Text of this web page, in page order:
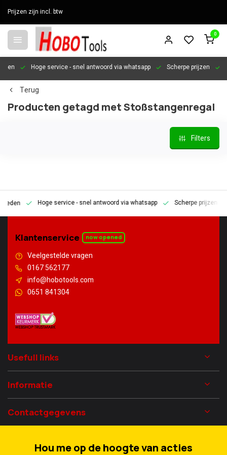
Prijzen zijn incl. btw
0
Hoge service- snel antwoord via whatsapp Scherpe prijzen
Terug
Producten getagd met Stoßstangenregal
Filters
Hoge service- snel antwoord via whatsapp Scherpe prijzen
Klantenservice now opened
Veelgestelde vragen
0167 562177
info@hobotools.com
0651 841304
Usefull links
Informatie
Contactgegevens
Hou me op de hoogte van acties